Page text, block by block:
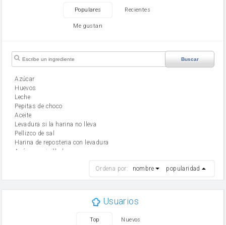
Populares Recientes
Me gustan
Buscar
Azúcar
huevos
leche
Pepitas de choco
aceite
Levadura si la harina no lleva
Pellizco de sal
Harina de reposteria con levadura
Azúcar avainillado
mantequilla
Ordena por: nombre popularidad
Usuarios
Top Nuevos